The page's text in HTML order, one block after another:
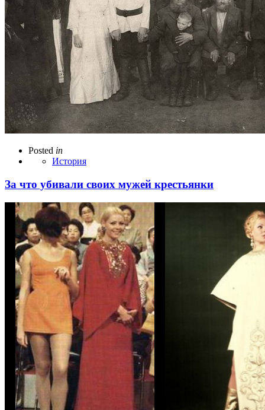
Posted in
История
За что убивали своих мужей крестьянки